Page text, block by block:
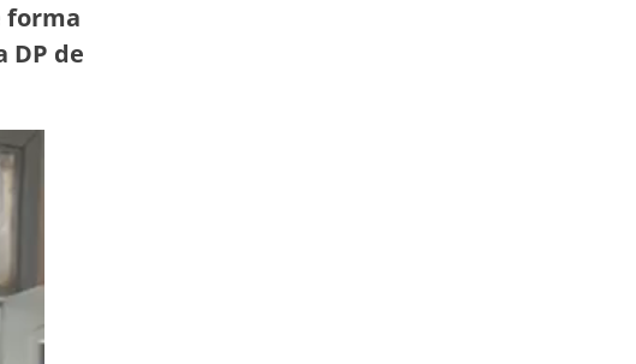
forma
DP de